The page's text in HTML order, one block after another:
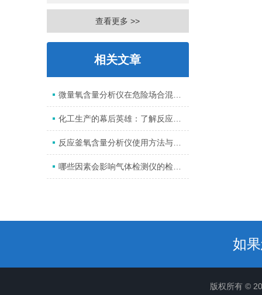
查看更多 >>
相关文章
反应釜氧含量分析仪使用方法与保养
如
版权所有 ©